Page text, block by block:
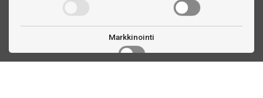
Markkinointi